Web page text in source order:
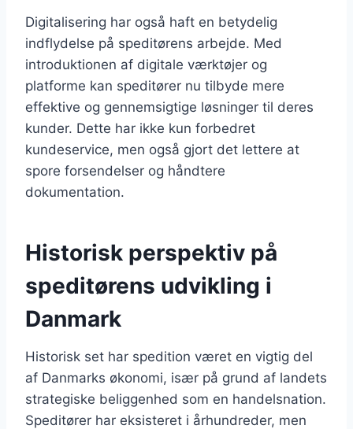
Digitalisering har også haft en betydelig
indflydelse på speditørens arbejde. Med
introduktionen af digitale værktøjer og
platforme kan speditører nu tilbyde mere
effektive og gennemsigtige løsninger til deres
kunder. Dette har ikke kun forbedret
kundeservice, men også gjort det lettere at
spore forsendelser og håndtere
dokumentation.
Historisk perspektiv på
speditørens udvikling i
Danmark
Historisk set har spedition været en vigtig del
af Danmarks økonomi, især på grund af landets
strategiske beliggenhed som en handelsnation.
Speditører har eksisteret i århundreder, men